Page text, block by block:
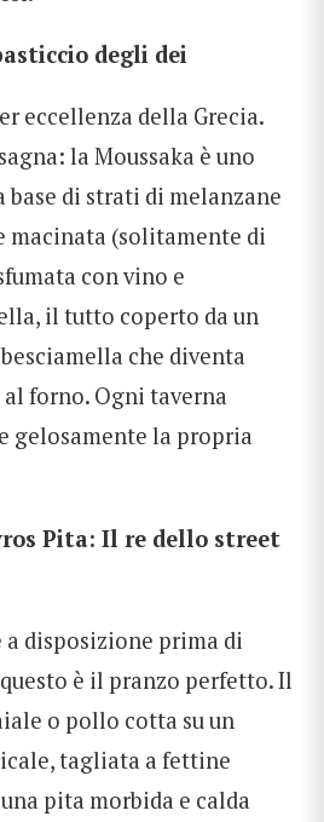
degli dei
eccellenza della Grecia.
la Moussaka è uno
base di strati di melanzane
macinata (solitamente di
con vino e
il tutto coperto da un
che diventa
forno. Ogni taverna
gelosamente la propria
Pita: Il re dello street
a disposizione prima di
è il pranzo perfetto. Il
o pollo cotta su un
tagliata a fettine
pita morbida e calda